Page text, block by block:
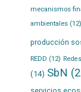
mecanismos
ambientales(12)
producción
REDD (12)
(14) SbN